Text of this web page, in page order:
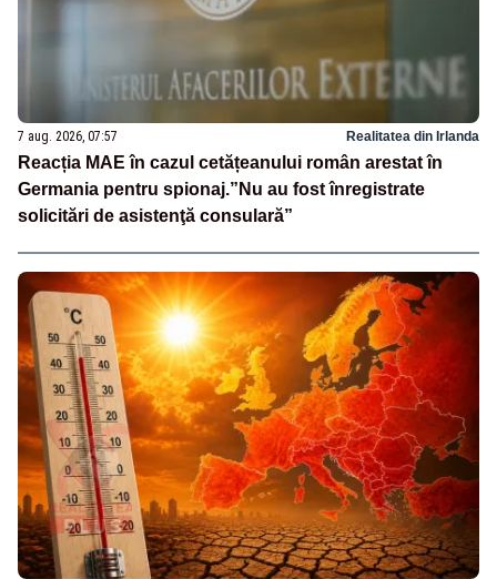
7 aug. 2026, 07:57 Realitatea din Irlanda
Reacția MAE în cazul cetățeanului român arestat în
Germania pentru spionaj.”Nu au fost înregistrate
solicitări de asistenţă consulară”